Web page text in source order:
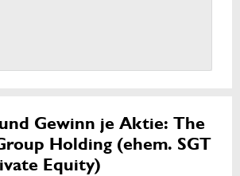
Gewinn je Aktie: The
Holding (ehem. SGT
Equity)